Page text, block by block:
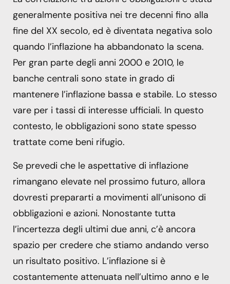
generalmente positiva nei tre decenni fino alla
fine del XX secolo, ed è diventata negativa solo
quando l’inflazione ha abbandonato la scena.
Per gran parte degli anni 2000 e 2010, le
banche centrali sono state in grado di
mantenere l’inflazione bassa e stabile. Lo stesso
vare per i tassi di interesse ufficiali. In questo
contesto, le obbligazioni sono state spesso
trattate come beni rifugio.
Se prevedi che le aspettative di inflazione
rimangano elevate nel prossimo futuro, allora
dovresti prepararti a movimenti all’unisono di
obbligazioni e azioni. Nonostante tutta
l’incertezza degli ultimi due anni, c’è ancora
spazio per credere che stiamo andando verso
un risultato positivo. L’inflazione si è
costantemente attenuata nell’ultimo anno e le